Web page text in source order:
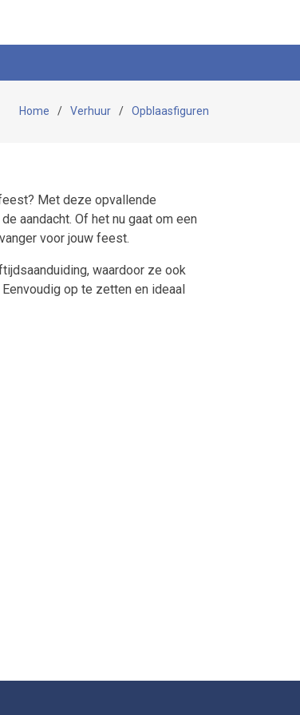
Home Verhuur Opblaasfiguren
Met deze opvallende
aandacht. Of het nu gaat om een
voor jouw feest.
waardoor ze ook
op te zetten en ideaal